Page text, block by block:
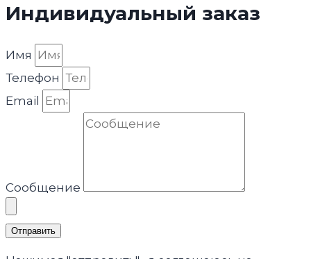
Индивидуальный заказ
Имя
Телефон
Email
Сообщение
Отправить